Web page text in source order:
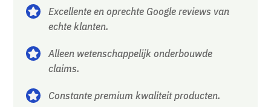

Excellente en oprechte Google reviews van
echte klanten.

Alleen wetenschappelijk onderbouwde
claims.
 Constante premium kwaliteit producten.